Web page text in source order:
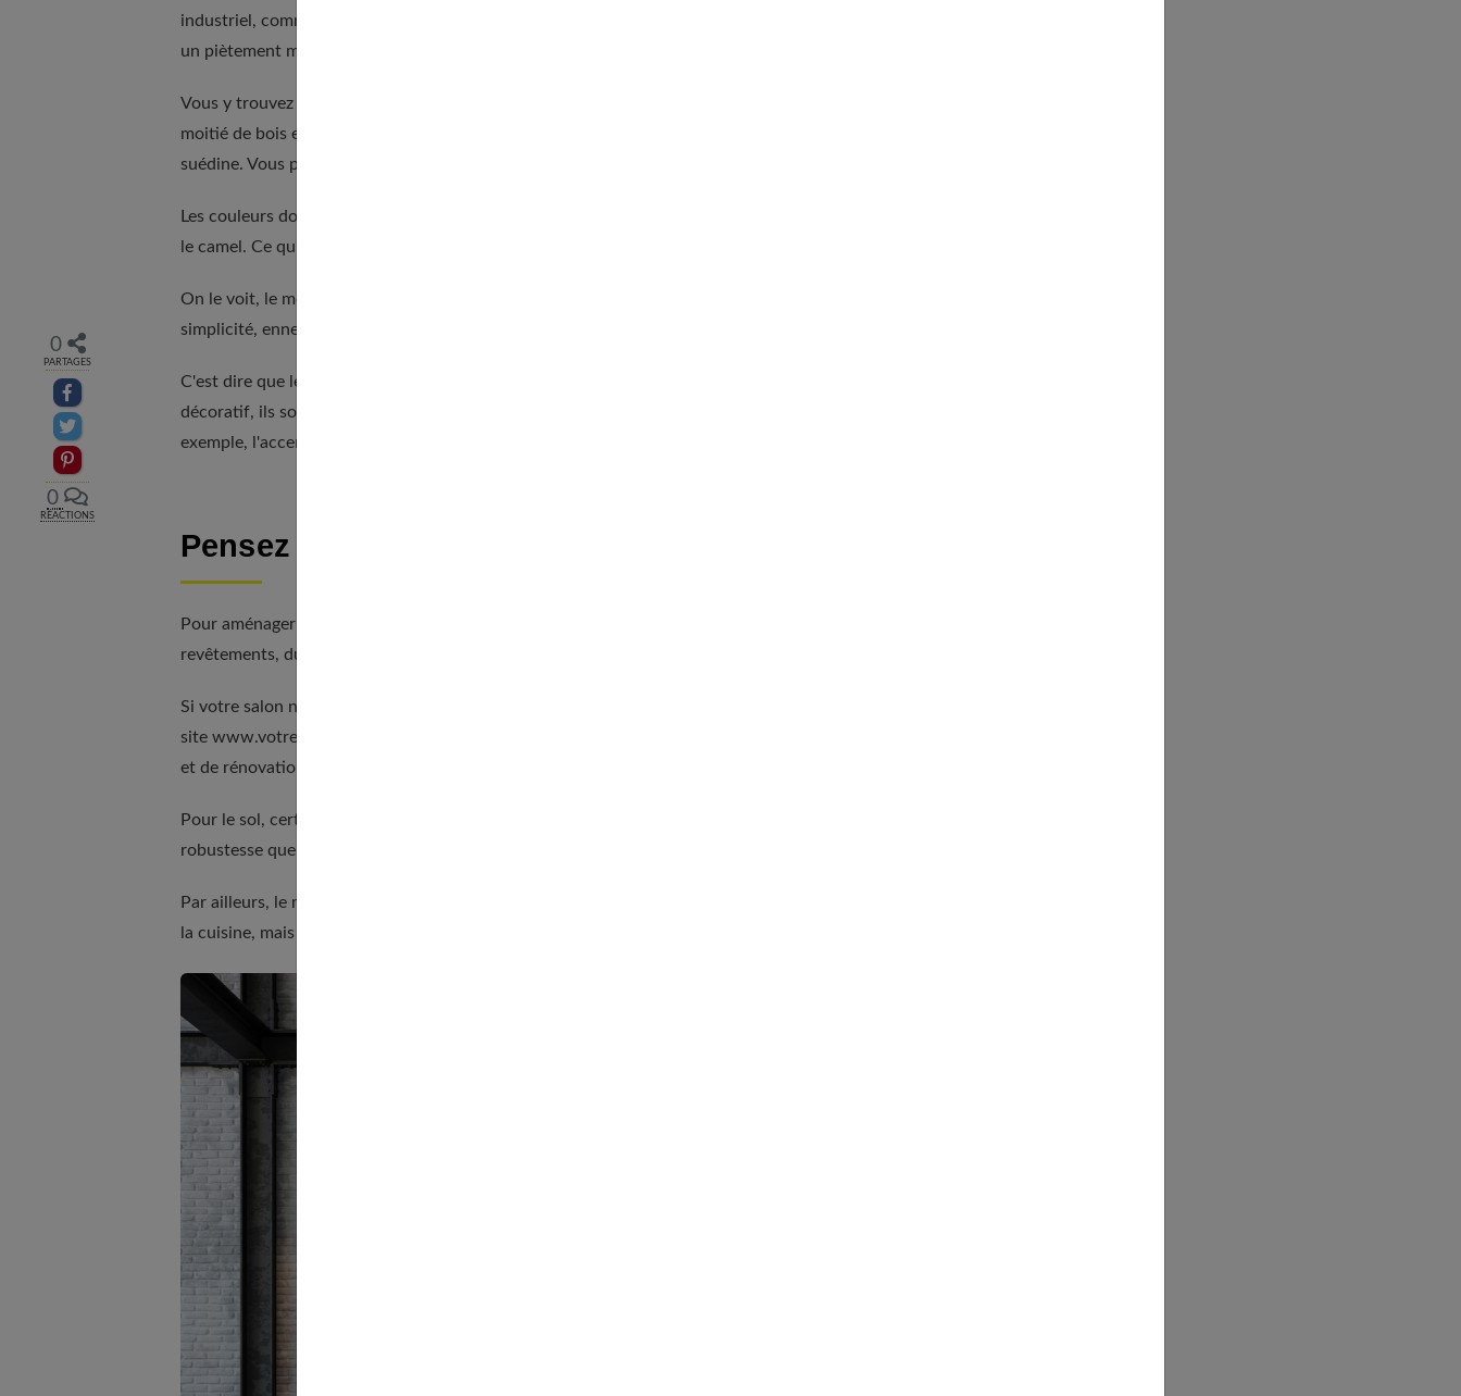
0
PARTAGES
Partager sur facebook
Partager sur Twitter
Epingler sur Pinterest
0
RÉACTIONS
industriel, comme Barak 7. Son catalogue vous propose ainsi des modèles de tables basses qui ajoutent
un piètement métallique au tablier en bois.
Vous y trouvez aussi, pour accompagner la table, un meuble TV entièrement métallique ou fait pour
moitié de bois et de métal. Rien ne complètera mieux cet ensemble qu'un grand canapé en cuir ou en
suédine. Vous pouvez y ajouter quelques tabourets escamotables, toujours pratiques.
Les couleurs dominantes de ce mobilier, et du style industriel dans son ensemble, sont le brun, le noir ou
le camel. Ce qui n'interdit pas quelques touches de couleurs plus vives.
On le voit, le mobilier industriel comprend des meubles robustes. S'en dégage donc une impression de
simplicité, ennemie des fioritures et des finitions trop délicates.
C'est dire que le style industriel mise sur des meubles fonctionnels. En dehors de leur aspect purement
décoratif, ils sont avant tout faits pour servir, et ce le plus longtemps possible. Pour le canapé, par
exemple, l'accent doit donc être mis sur l'aspect confortable et robuste.
Pensez aux revêtements
Pour aménager votre salon dans un style industriel, il faut également porter une grande attention aux
revêtements, du sol comme des murs. Ainsi un beau parquet se marie parfaitement au style industriel.
Si votre salon n'en est pas pourvu, vous pouvez en poser un. Pour savoir comment procéder, allez sur le
site www.votre-habitation.com. Vous y trouvez des conseils avisés sur tous les travaux d'aménagement
et de rénovation, à l'intérieur comme à l'extérieur.
Pour le sol, certains optent aussi pour le béton ciré. En effet, ce revêtement vaut autant pour sa
robustesse que pour son élégance. Choisissez-le gris, pour être sûr de l'harmoniser à votre mobilier.
Par ailleurs, le mur en briques est un grand classique du style industriel. On peut l'imaginer plutôt dans
la cuisine, mais rien n'empêche d'en revêtir l'un des murs du salon.